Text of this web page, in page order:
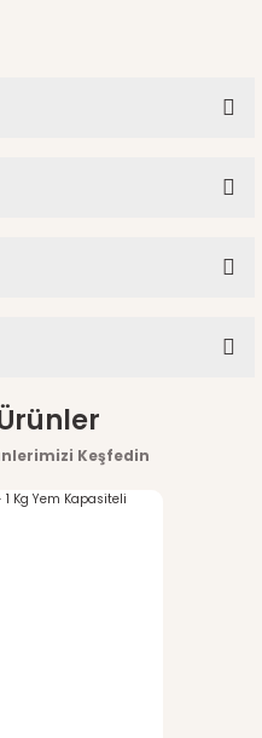
ve diğer
öneri formunu
Keşfedin